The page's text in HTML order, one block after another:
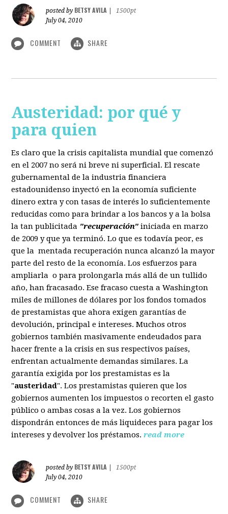
posted by BETSY AVILA
1500pt
July 04, 2010
COMMENT SHARE
Austeridad: por qué y
para quien
Es claro que la crisis capitalista mundial que comenzó
en el 2007 no será ni breve ni superficial. El rescate
gubernamental de la industria financiera
estadounidenso inyectó en la economía suficiente
dinero extra y con tasas de interés lo suficientemente
reducidas como para brindar a los bancos y a la bolsa
la tan publicitada "recuperación" iniciada en marzo
de 2009 y que ya terminó. Lo que es todavía peor, es
que la mentada recuperación nunca alcanzó la mayor
parte del resto de la economía. Los esfuerzos para
ampliarla o para prolongarla más allá de un tullido
año, han fracasado. Ese fracaso cuesta a Washington
miles de millones de dólares por los fondos tomados
de prestamistas que ahora exigen garantías de
devolución, principal e intereses. Muchos otros
gobiernos también masivamente endeudados para
hacer frente a la crisis en sus respectivos países,
enfrentan actualmente demandas similares. La
garantía exigida por los prestamistas es la
"austeridad". Los prestamistas quieren que los
gobiernos aumenten los impuestos o recorten el gasto
público o ambas cosas a la vez. Los gobiernos
dispondrán entonces de más liquideces para pagar los
intereses y devolver los préstamos. read more
posted by BETSY AVILA
1500pt
July 04, 2010
COMMENT SHARE